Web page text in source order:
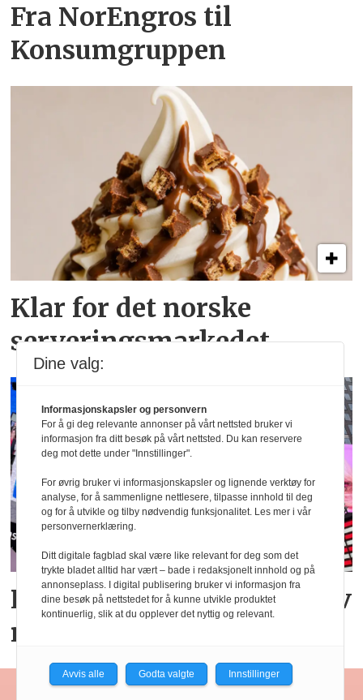
Fra NorEngros til
Konsumgruppen
Klar for det norske
serveringsmarkedet
Rekordsterk julieksport av
norsk sjømat
Dine valg:
Informasjonskapsler og personvern
For å gi deg relevante annonser på vårt nettsted bruker vi
informasjon fra ditt besøk på vårt nettsted. Du kan reservere
deg mot dette under "Innstillinger".
For øvrig bruker vi informasjonskapsler og lignende verktøy for
analyse, for å sammenligne nettlesere, tilpasse innhold til deg
og for å utvikle og tilby nødvendig funksjonalitet. Les mer i vår
personvernerklæring.
Ditt digitale fagblad skal være like relevant for deg som det
trykte bladet alltid har vært – bade i redaksjonelt innhold og på
annonseplass. I digital publisering bruker vi informasjon fra
dine besøk på nettstedet for å kunne utvikle produktet
kontinuerlig, slik at du opplever det nyttig og relevant.
Avvis alle Godta valgte Innstillinger